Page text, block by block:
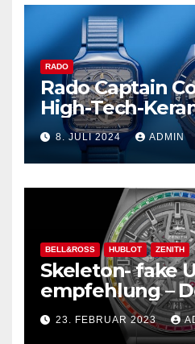
RADO
Rado Captain
High-Tech-
und mehr
8. JULI 2024 ADMIN
BELL&ROSS HUBLOT ZENITH
Skeleton- fake
empfehlung –
Design ist
23. FEBRUAR 2023